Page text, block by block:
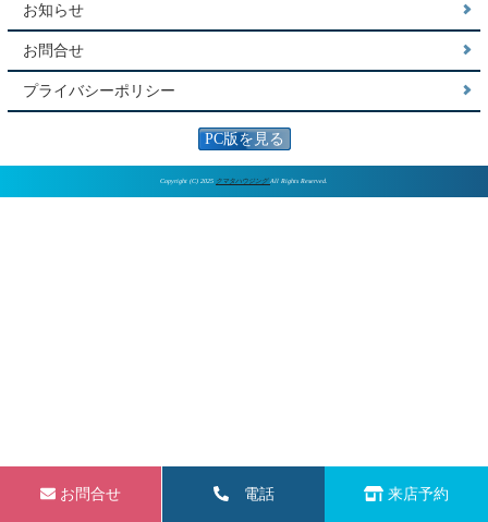
お知らせ
お問合せ
プライバシーポリシー
PC版を見る
Copyright (C) 2025 クマタハウジングAll Rights Reserved.
お問合せ 電話 来店予約